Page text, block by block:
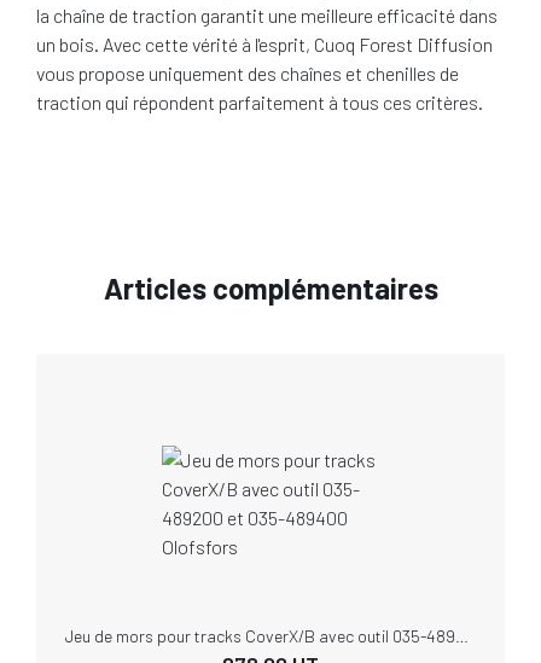
la chaîne de traction garantit une meilleure efficacité dans
un bois. Avec cette vérité à l'esprit, Cuoq Forest Diffusion
vous propose uniquement des chaînes et chenilles de
traction qui répondent parfaitement à tous ces critères.
Articles complémentaires